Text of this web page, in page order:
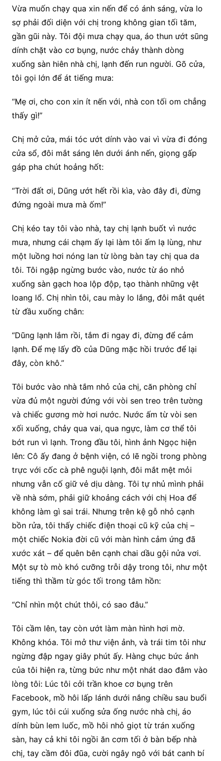
Vừa muốn chạy qua xin nến để có ánh sáng, vừa lo
sợ phải đối diện với chị trong không gian tối tăm,
gần gũi này. Tôi đội mưa chạy qua, áo thun ướt sũng
dính chặt vào cơ bụng, nước chảy thành dòng
xuống sàn hiên nhà chị, lạnh đến run người. Gõ cửa,
tôi gọi lớn để át tiếng mưa:
“Mẹ ơi, cho con xin ít nến với, nhà con tối om chẳng
thấy gì!”
Chị mở cửa, mái tóc ướt dính vào vai vì vừa đi đóng
cửa sổ, đôi mắt sáng lên dưới ánh nến, giọng gấp
gáp pha chút hoảng hốt:
“Trời đất ơi, Dũng ướt hết rồi kìa, vào đây đi, đừng
đứng ngoài mưa mà ốm!”
Chị kéo tay tôi vào nhà, tay chị lạnh buốt vì nước
mưa, nhưng cái chạm ấy lại làm tôi ấm lạ lùng, như
một luồng hơi nóng lan từ lòng bàn tay chị qua da
tôi. Tôi ngập ngừng bước vào, nước từ áo nhỏ
xuống sàn gạch hoa lộp độp, tạo thành những vệt
loang lổ. Chị nhìn tôi, cau mày lo lắng, đôi mắt quét
từ đầu xuống chân:
“Dũng lạnh lắm rồi, tắm đi ngay đi, đừng để cảm
lạnh. Để mẹ lấy đồ của Dũng mặc hồi trước để lại
đây, còn khô.”
Tôi bước vào nhà tắm nhỏ của chị, căn phòng chỉ
vừa đủ một người đứng với vòi sen treo trên tường
và chiếc gương mờ hơi nước. Nước ấm từ vòi sen
xối xuống, chảy qua vai, qua ngực, làm cơ thể tôi
bớt run vì lạnh. Trong đầu tôi, hình ảnh Ngọc hiện
lên: Cô ấy đang ở bệnh viện, có lẽ ngồi trong phòng
trực với cốc cà phê nguội lạnh, đôi mắt mệt mỏi
nhưng vẫn cố giữ vẻ dịu dàng. Tôi tự nhủ mình phải
về nhà sớm, phải giữ khoảng cách với chị Hoa để
không làm gì sai trái. Nhưng trên kệ gỗ nhỏ cạnh
bồn rửa, tôi thấy chiếc điện thoại cũ kỹ của chị –
một chiếc Nokia đời cũ với màn hình cảm ứng đã
xước xát – để quên bên cạnh chai dầu gội nửa vơi.
Một sự tò mò khó cưỡng trỗi dậy trong tôi, như một
tiếng thì thầm từ góc tối trong tâm hồn:
“Chỉ nhìn một chút thôi, có sao đâu.”
Tôi cầm lên, tay còn ướt làm màn hình hơi mờ.
Không khóa. Tôi mở thư viện ảnh, và trái tim tôi như
ngừng đập ngay giây phút ấy. Hàng chục bức ảnh
của tôi hiện ra, từng bức như một nhát dao đâm vào
lòng tôi: Lúc tôi cởi trần khoe cơ bụng trên
Facebook, mồ hôi lấp lánh dưới nắng chiều sau buổi
gym, lúc tôi cúi xuống sửa ống nước nhà chị, áo
dính bùn lem luốc, mồ hôi nhỏ giọt từ trán xuống
sàn, hay cả khi tôi ngồi ăn cơm tối ở bàn bếp nhà
chị, tay cầm đôi đũa, cười ngây ngô với bát canh bí